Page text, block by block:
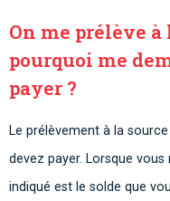
On me prélève
pourquoi me
payer ?
Le prélèvement à la
devez payer. Lorsque vous
indiqué est le solde que